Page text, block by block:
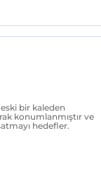
bir kaleden
konumlanmıştır ve
hedefler.